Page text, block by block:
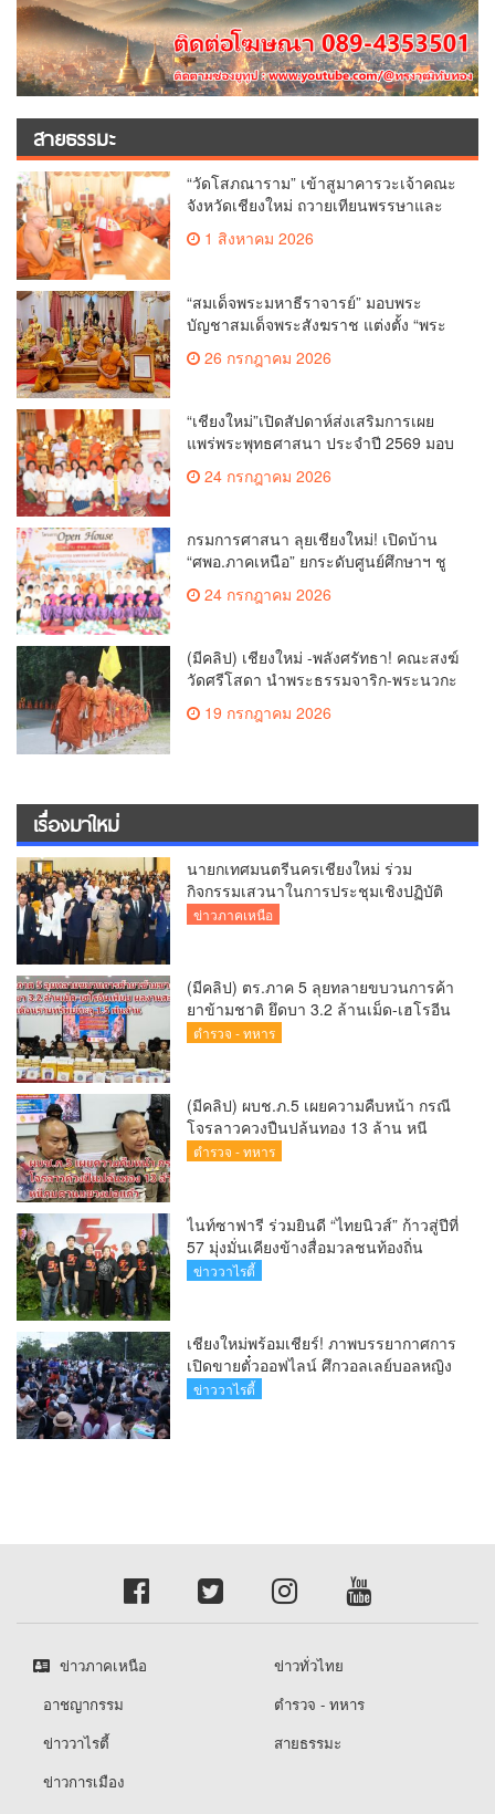
สายธรรมะ
“วัดโสภณาราม” เข้าสูมาคารวะเจ้าคณะ
จังหวัดเชียงใหม่ ถวายเทียนพรรษาและ
ผ้าอาบน้ำฝน เนื่องในวันเข้าพรรษา
1 สิงหาคม 2026
“สมเด็จพระมหาธีราจารย์” มอบพระ
บัญชาสมเด็จพระสังฆราช แต่งตั้ง “พระ
เชียงใหม่
26 กรกฎาคม 2026
“เชียงใหม่”เปิดสัปดาห์ส่งเสริมการเผย
แพร่พระพุทธศาสนา ประจำปี 2569 มอบ
ประโยชน์แก่พระพุทธศาสนา
24 กรกฎาคม 2026
กรมการศาสนา ลุยเชียงใหม่! เปิดบ้าน
“ศพอ.ภาคเหนือ” ยกระดับศูนย์ศึกษาฯ ชู
เวทีบรรยายธรรมสร้างทุนชีวิตเยาวชน
24 กรกฎาคม 2026
(มีคลิป) เชียงใหม่ -พลังศรัทธา! คณะสงฆ์
วัดศรีโสดา นำพระธรรมจาริก-พระนวกะ
บนพื้นที่สูง 150 รูป ย่ำเท้าเปล่าธรรม
ยาตราตามรอยครูบาศรีวิชัย วาระ 150 ปี
19 กรกฎาคม 2026
เรื่องมาใหม่
นายกเทศมนตรีนครเชียงใหม่ ร่วม
กิจกรรมเสวนาในการประชุมเชิงปฏิบัติ
การป้องกันการทุจริตเชิงรุก ขับเคลื่อน
ข่าวภาคเหนือ
(มีคลิป) ตร.ภาค 5 ลุยทลายขบวนการค้า
ยาข้ามชาติ ยึดบา 3.2 ล้านเม็ด-เฮโรอีน
เพียบ ผลงานสะสม 10 เดือนรวบทรัพย์
ตำรวจ - ทหาร
(มีคลิป) ผบช.ภ.5 เผยความคืบหน้า กรณี
โจรลาวควงปืนปล้นทอง 13 ล้าน หนี
กบดานแขวงบ่อแก้ว
ตำรวจ - ทหาร
ไนท์ซาฟารี ร่วมยินดี “ไทยนิวส์” ก้าวสู่ปีที่
57 มุ่งมั่นเคียงข้างสื่อมวลชนท้องถิ่น
ข่าววาไรตี้
เชียงใหม่พร้อมเชียร์! ภาพบรรยากาศการ
เปิดขายตั๋วออฟไลน์ ศึกวอลเลย์บอลหญิง
‘BYD DMI 6th SEA V Cup’ 6 ส.ค. นี้ รวม
ข่าววาไรตี้
ข่าวภาคเหนือ
ข่าวทั่วไทย
อาชญากรรม
ตำรวจ - ทหาร
ข่าววาไรตี้
สายธรรมะ
ข่าวการเมือง